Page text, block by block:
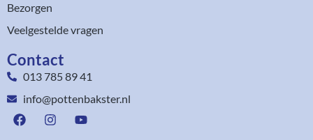
Bezorgen
Veelgestelde vragen
Contact
013 785 89 41
info@pottenbakster.nl